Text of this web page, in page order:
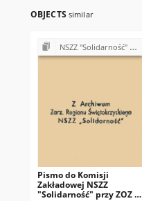
OBJECTS similar
NSZZ "Solidarność" w Zespole Opieki Zdrowotnej w Kazimierzy Wielkiej
Pismo do Komisji
Zakładowej NSZZ
"Solidarność" przy ZOZ w